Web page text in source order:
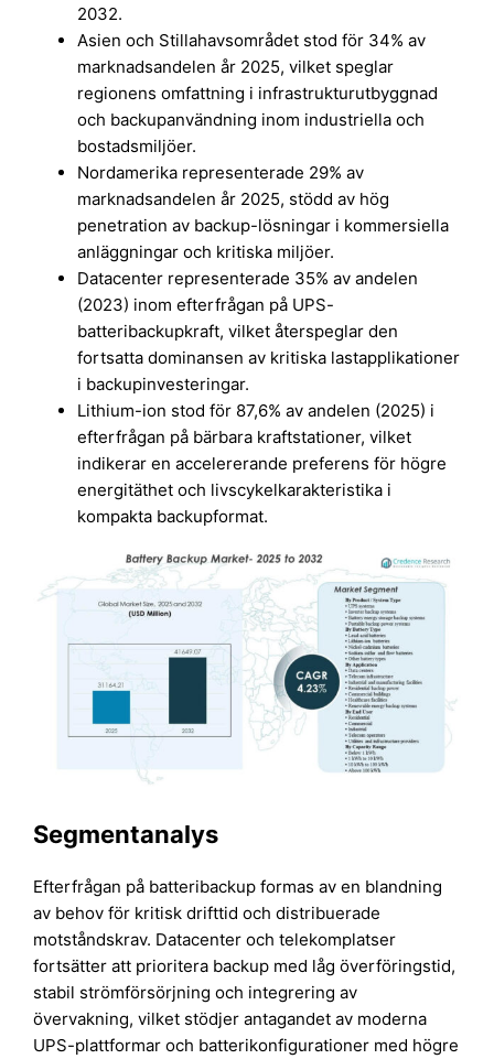
2032.
Asien och Stillahavsområdet stod för 34% av
marknadsandelen år 2025, vilket speglar
regionens omfattning i infrastrukturutbyggnad
och backupanvändning inom industriella och
bostadsmiljöer.
Nordamerika representerade 29% av
marknadsandelen år 2025, stödd av hög
penetration av backup-lösningar i kommersiella
anläggningar och kritiska miljöer.
Datacenter representerade 35% av andelen
(2023) inom efterfrågan på UPS-
batteribackupkraft, vilket återspeglar den
fortsatta dominansen av kritiska lastapplikationer
i backupinvesteringar.
Lithium-ion stod för 87,6% av andelen (2025) i
efterfrågan på bärbara kraftstationer, vilket
indikerar en accelererande preferens för högre
energitäthet och livscykelkarakteristika i
kompakta backupformat.
Segmentanalys
Efterfrågan på batteribackup formas av en blandning
av behov för kritisk drifttid och distribuerade
motståndskrav. Datacenter och telekomplatser
fortsätter att prioritera backup med låg överföringstid,
stabil strömförsörjning och integrering av
övervakning, vilket stödjer antagandet av moderna
UPS-plattformar och batterikonfigurationer med högre